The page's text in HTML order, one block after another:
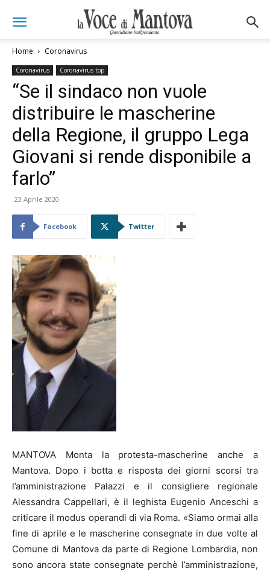
Home Coronavirus
Coronavirus Coronavirus top
“Se il sindaco non vuole
distribuire le mascherine
della Regione, il gruppo Lega
Giovani si rende disponibile a
farlo”
23 Aprile 2020
Facebook Twitter
MANTOVA Monta la protesta-mascherine anche a
Mantova. Dopo i botta e risposta dei giorni scorsi tra
l’amministrazione Palazzi e il consigliere regionale
Alessandra Cappellari, è il leghista Eugenio Anceschi a
criticare il modus operandi di via Roma. «Siamo ormai alla
fine di aprile e le mascherine consegnate in due volte al
Comune di Mantova da parte di Regione Lombardia, non
sono ancora state consegnate perchè l’amministrazione,